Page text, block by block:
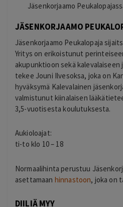
Jäsenkorjaamo
JÄSENKORJAAMO
Jäsenkorjaamo Peukalopaja
Yritys on erikoistunut
akupunktioon sekä
tekee Jouni Ilvesoksa, joka on
hyväksymä Kalevalainen
valmistunut kiinalaisen
3,5-vuotisesta koulutuksesta.
Aukioloajat:
ti-to klo 10 – 18
Normaalihinta perustuu
asettamaan hinnastoon, joka on
DIILIÄ MYY